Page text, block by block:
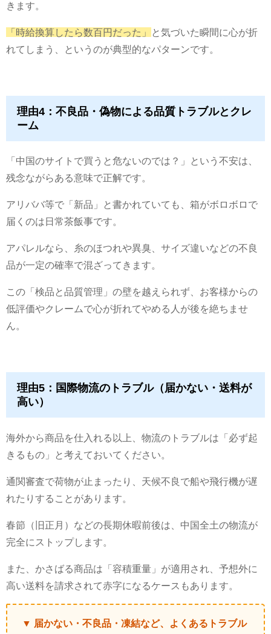
きます。
「時給換算したら数百円だった」
と気づいた瞬間に心が折
れてしまう、というのが典型的なパターンです。
理由4：不良品・偽物による品質トラブルとクレ
ーム
「中国のサイトで買うと危ないのでは？」という不安は、
残念ながらある意味で正解です。
アリババ等で「新品」と書かれていても、箱がボロボロで
届くのは日常茶飯事です。
アパレルなら、糸のほつれや異臭、サイズ違いなどの不良
品が一定の確率で混ざってきます。
この「検品と品質管理」の壁を越えられず、お客様からの
低評価やクレームで心が折れてやめる人が後を絶ちませ
ん。
理由5：国際物流のトラブル（届かない・送料が
高い）
海外から商品を仕入れる以上、物流のトラブルは「必ず起
きるもの」と考えておいてください。
通関審査で荷物が止まったり、天候不良で船や飛行機が遅
れたりすることがあります。
春節（旧正月）などの長期休暇前後は、中国全土の物流が
完全にストップします。
また、かさばる商品は「容積重量」が適用され、予想外に
高い送料を請求されて赤字になるケースもあります。
▼ 届かない・不良品・凍結など、よくあるトラブル